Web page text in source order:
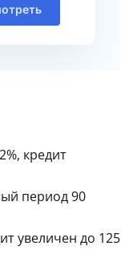
кредит
период 90
увеличен до 125